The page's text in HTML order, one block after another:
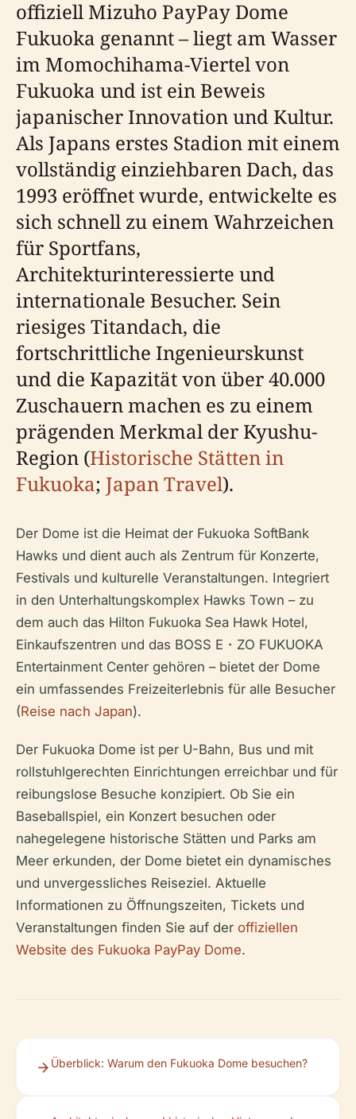
offiziell Mizuho PayPay Dome
Fukuoka genannt – liegt am Wasser
im Momochihama-Viertel von
Fukuoka und ist ein Beweis
japanischer Innovation und Kultur.
Als Japans erstes Stadion mit einem
vollständig einziehbaren Dach, das
1993 eröffnet wurde, entwickelte es
sich schnell zu einem Wahrzeichen
für Sportfans,
Architekturinteressierte und
internationale Besucher. Sein
riesiges Titandach, die
fortschrittliche Ingenieurskunst
und die Kapazität von über 40.000
Zuschauern machen es zu einem
prägenden Merkmal der Kyushu-
Region (Historische Stätten in
Fukuoka; Japan Travel).
Der Dome ist die Heimat der Fukuoka SoftBank
Hawks und dient auch als Zentrum für Konzerte,
Festivals und kulturelle Veranstaltungen. Integriert
in den Unterhaltungskomplex Hawks Town – zu
dem auch das Hilton Fukuoka Sea Hawk Hotel,
Einkaufszentren und das BOSS E・ZO FUKUOKA
Entertainment Center gehören – bietet der Dome
ein umfassendes Freizeiterlebnis für alle Besucher
(Reise nach Japan).
Der Fukuoka Dome ist per U-Bahn, Bus und mit
rollstuhlgerechten Einrichtungen erreichbar und für
reibungslose Besuche konzipiert. Ob Sie ein
Baseballspiel, ein Konzert besuchen oder
nahegelegene historische Stätten und Parks am
Meer erkunden, der Dome bietet ein dynamisches
und unvergessliches Reiseziel. Aktuelle
Informationen zu Öffnungszeiten, Tickets und
Veranstaltungen finden Sie auf der offiziellen
Website des Fukuoka PayPay Dome.
Überblick: Warum den Fukuoka Dome besuchen?